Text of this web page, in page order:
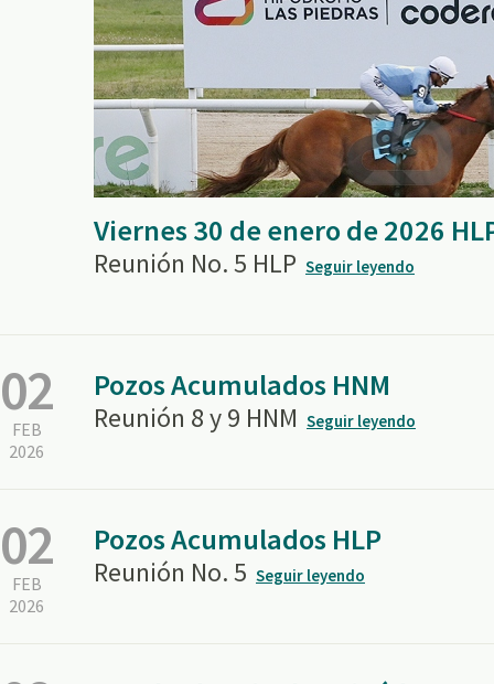
Viernes 30 de enero de 2026
Reunión No. 5 HLP Seguir leyendo
02
FEB
2026
Pozos Acumulados HNM
Reunión 8 y 9 HNM Seguir leyendo
02
FEB
2026
Pozos Acumulados HLP
Reunión No. 5 Seguir leyendo